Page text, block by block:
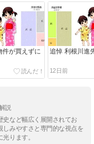
件が買えずに
追悼 利根川進
12日前
説
史など幅広く展開されてお
しみやすさと専門的な視点を
ります。